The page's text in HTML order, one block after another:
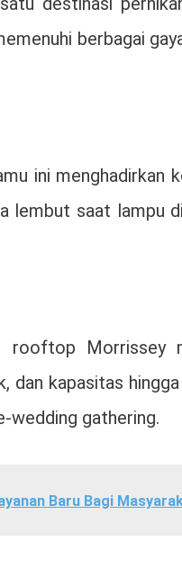
berbagai
ini menghadirkan
lembut saat lampu
Morrissey
dan kapasitas
wedding gathering.
Baru Bagi